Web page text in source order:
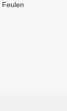
Feulen